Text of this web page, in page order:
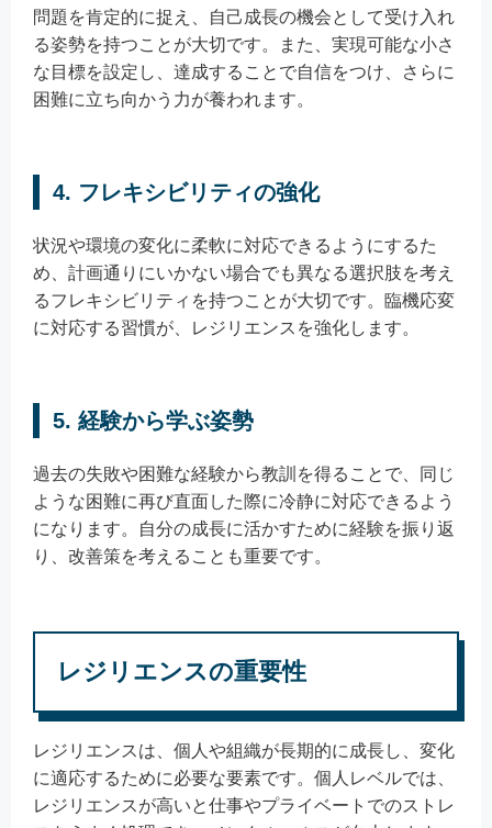
問題を肯定的に捉え、自己成長の機会として受け入れ
る姿勢を持つことが大切です。また、実現可能な小さ
な目標を設定し、達成することで自信をつけ、さらに
困難に立ち向かう力が養われます。
4. フレキシビリティの強化
状況や環境の変化に柔軟に対応できるようにするた
め、計画通りにいかない場合でも異なる選択肢を考え
るフレキシビリティを持つことが大切です。臨機応変
に対応する習慣が、レジリエンスを強化します。
5. 経験から学ぶ姿勢
過去の失敗や困難な経験から教訓を得ることで、同じ
ような困難に再び直面した際に冷静に対応できるよう
になります。自分の成長に活かすために経験を振り返
り、改善策を考えることも重要です。
レジリエンスの重要性
レジリエンスは、個人や組織が長期的に成長し、変化
に適応するために必要な要素です。個人レベルでは、
レジリエンスが高いと仕事やプライベートでのストレ